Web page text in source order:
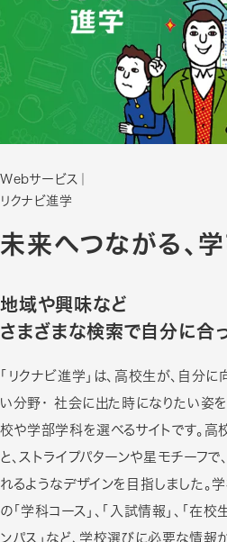
Webサービス
リクナビ進学
未来へつながる、
地域や興味など
さまざまな検索で自分に合
「リクナビ進学」は、高校生が、自分
い分野・ 社会に出た時になりたい姿
校や学部学科を選べるサイトです。高
と、ストライプパターンや星モチーフ
れるようなデザインを目指しました。
の「学科コース」、「入試情報」、「在校
ンパス」など、学校選びに必要な情